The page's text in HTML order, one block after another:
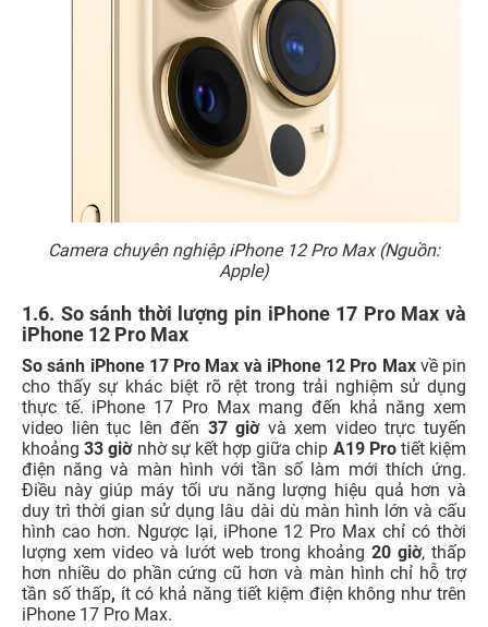
Camera chuyên nghiệp iPhone 12 Pro Max (Nguồn:
Apple)
1.6. So sánh thời lượng pin iPhone 17 Pro Max và
iPhone 12 Pro Max
So sánh iPhone 17 Pro Max và iPhone 12 Pro Max về pin
cho thấy sự khác biệt rõ rệt trong trải nghiệm sử dụng
thực tế. iPhone 17 Pro Max mang đến khả năng xem
video liên tục lên đến 37 giờvà xem video trực tuyến
khoảng 33 giờnhờ sự kết hợp giữa chip A19 Protiết kiệm
điện năng và màn hình với tần số làm mới thích ứng.
Điều này giúp máy tối ưu năng lượng hiệu quả hơn và
duy trì thời gian sử dụng lâu dài dù màn hình lớn và cấu
hình cao hơn. Ngược lại, iPhone 12 Pro Max chỉ có thời
lượng xem video và lướt web trong khoảng 20 giờ, thấp
hơn nhiều do phần cứng cũ hơn và màn hình chỉ hỗ trợ
tần số thấp, ít có khả năng tiết kiệm điện không như trên
iPhone 17 Pro Max.